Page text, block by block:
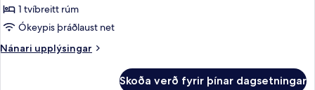
með
tvíbreiðu
-
1 tvíbreitt rúm
Ókeypis þráðlaust net
Nánari upplýsingar
Nánari
Skoða verð fyrir þínar dagsetningar